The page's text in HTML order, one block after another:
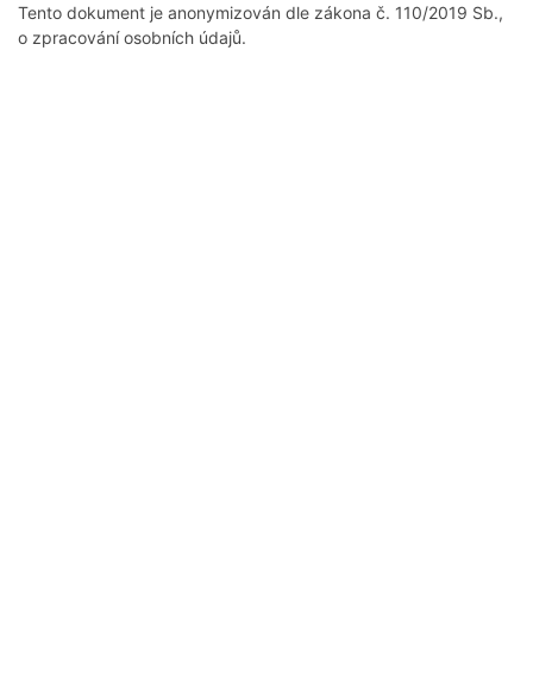
Tento dokument je anonymizován dle zákona č. 110/2019 Sb.,
o zpracování osobních údajů.